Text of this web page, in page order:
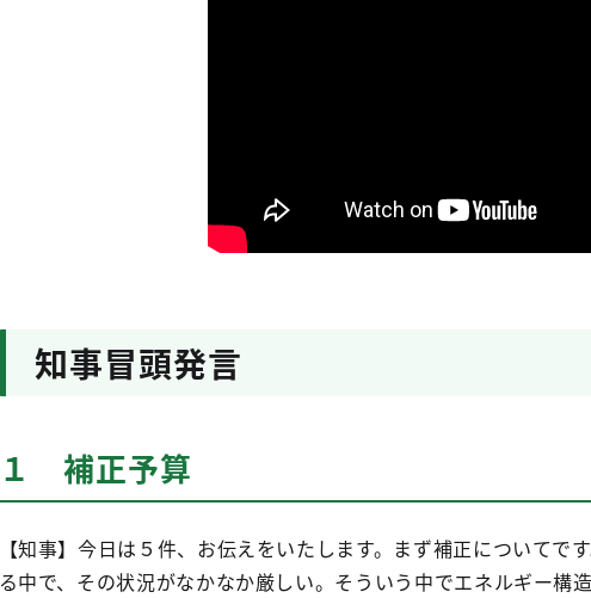
知事冒頭発言
１ 補正予算
【知事】今日は５件、お伝えをいたします。まず補正について
る中で、その状況がなかなか厳しい。そういう中でエネルギー